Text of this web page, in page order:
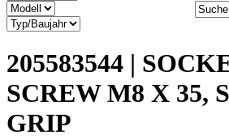
205583544 |
SCREW M8 X 35,
GRIP